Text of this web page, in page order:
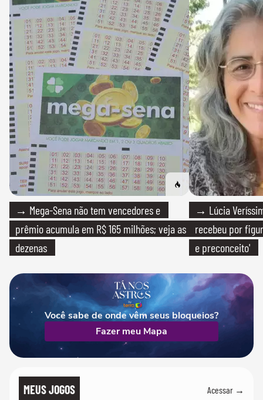
→ Mega-Sena não tem vencedores e
prêmio acumula em R$ 165 milhões; veja as
dezenas
→ Lúcia
recebeu por
e preconceito'
Você sabe de onde vêm seus bloqueios?
Fazer meu Mapa
MEUS JOGOS Acessar →